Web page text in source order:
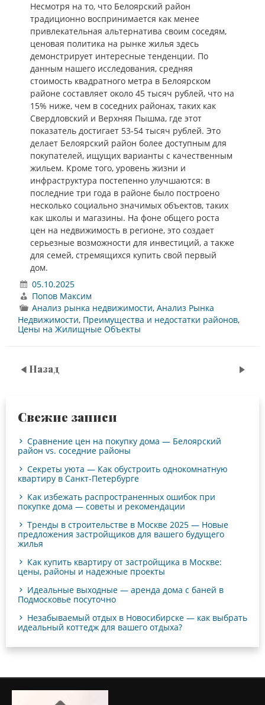
Несмотря на то, что Белоярский район
традиционно воспринимается как менее
привлекательная альтернатива своим соседям,
ценовая политика на рынке жилья здесь
демонстрирует интересные тенденции. По
данным нашего исследования, средняя
стоимость квадратного метра в Белоярском
районе составляет около 45 тысяч рублей, что на
15% ниже, чем в соседних районах, таких как
Свердловский и Верхняя Пышма, где этот
показатель достигает 53-54 тысяч рублей. Это
делает Белоярский район более доступным для
покупателей, ищущих варианты с качественным
жильем. Кроме того, уровень жизни и
инфраструктура постепенно улучшаются: в
последние три года в районе было построено
несколько социально значимых объектов, таких
как школы и магазины. На фоне общего роста
цен на недвижимость в регионе, это создает
серьезные возможности для инвестиций, а также
для семей, стремящихся купить свой первый
дом.
05.10.2025
Попов Максим
Анализ рынка недвижимости, Анализ Рынка
Недвижимости, Преимущества и недостатки районов,
Цены на Жилищные Объекты
Назад
Свежие записи
Сравнение цен на покупку дома — Белоярский
район vs. соседние районы
Секреты уюта — Как обустроить однокомнатную
квартиру в Санкт-Петербурге
Как избежать распространенных ошибок при
покупке дома — советы и рекомендации
Тренды в строительстве в Москве 2025 — Новые
предложения застройщиков для вашего будущего
жилья
Как купить квартиру от застройщика в Москве:
цены, районы и надежные проекты
Идеальные выходные — аренда дома с баней в
Подмосковье посуточно
Незабываемый отдых в Новосибирске — как выбрать
идеальный коттедж для вашего отдыха?